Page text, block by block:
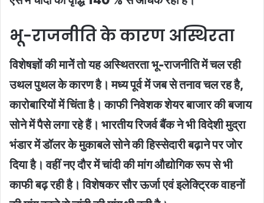
भू-राजनीति के कारण अस्थिरता
विशेषज्ञों की मानेें तो यह अस्थितरता भू-राजनीति में चल रही
उथल पुथल के कारण है। मध्य पूर्व में जब से तनाव चल रह है,
कारोबारियों में चिंता है। काफी निवेशक शेयर बाजार की बजाय
सोने में पैसे लगा रहे हैं। भारतीय रिजर्व बैंक ने भी विदेशी मुद्रा
भंडार में डॉलर के मुकाबले सोने की हिस्सेदारी बढ़ाने पर जोर
दिया है। वहीं नए दौर में चांदी की मांग औद्योगिक रूप से भी
काफी बढ़ रही है। विशेषकर सौर ऊर्जा एवं इलेक्ट्रिक वाहनों